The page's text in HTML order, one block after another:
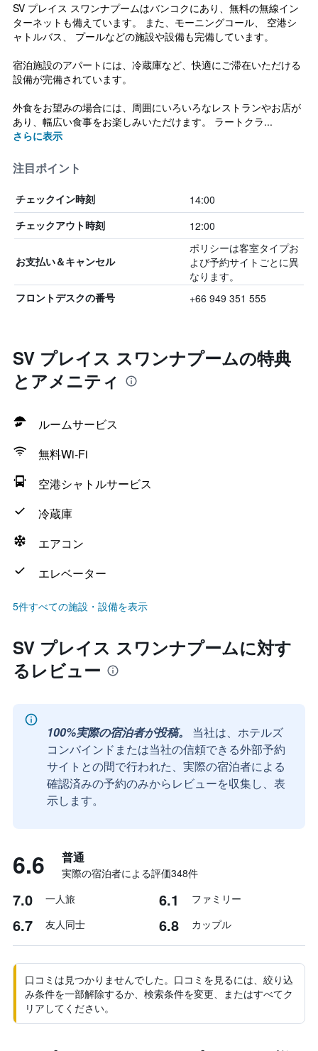
SV プレイス スワンナプームはバンコクにあり、無料の無線イン
ターネットも備えています。 また、モーニングコール、 空港シ
ャトルバス、 プールなどの施設や設備も完備しています。
宿泊施設のアパートには、冷蔵庫など、快適にご滞在いただける
設備が完備されています。
外食をお望みの場合には、周囲にいろいろなレストランやお店が
あり、幅広い食事をお楽しみいただけます。 ラートクラ...
さらに表示
注目ポイント
チェックイン時刻 14:00
チェックアウト時刻 12:00
お支払い＆キャンセル
ポリシーは客室タイプお
よび予約サイトごとに異
なります。
フロントデスクの番号 +66 949 351 555
SV プレイス スワンナプームの特典
とアメニティ
ルームサービス
無料Wi-Fi
空港シャトルサービス
冷蔵庫
エアコン
エレベーター
5件すべての施設・設備を表示
SV プレイス スワンナプームに対す
るレビュー
100%実際の宿泊者が投稿。
当社は、ホテルズ
コンバインドまたは当社の信頼できる外部予約
サイトとの間で行われた、実際の宿泊者による
確認済みの予約のみからレビューを収集し、表
示します。
6.6 普通
実際の宿泊者による評価348​件
7.0 一人旅 6.1 ファミリー
6.7 友人同士 6.8 カップル
口コミは見つかりませんでした。口コミを見るには、絞り込
み条件を一部解除するか、検索条件を変更、またはすべてク
リアしてください。